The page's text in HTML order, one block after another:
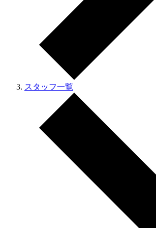
スタッフ一覧